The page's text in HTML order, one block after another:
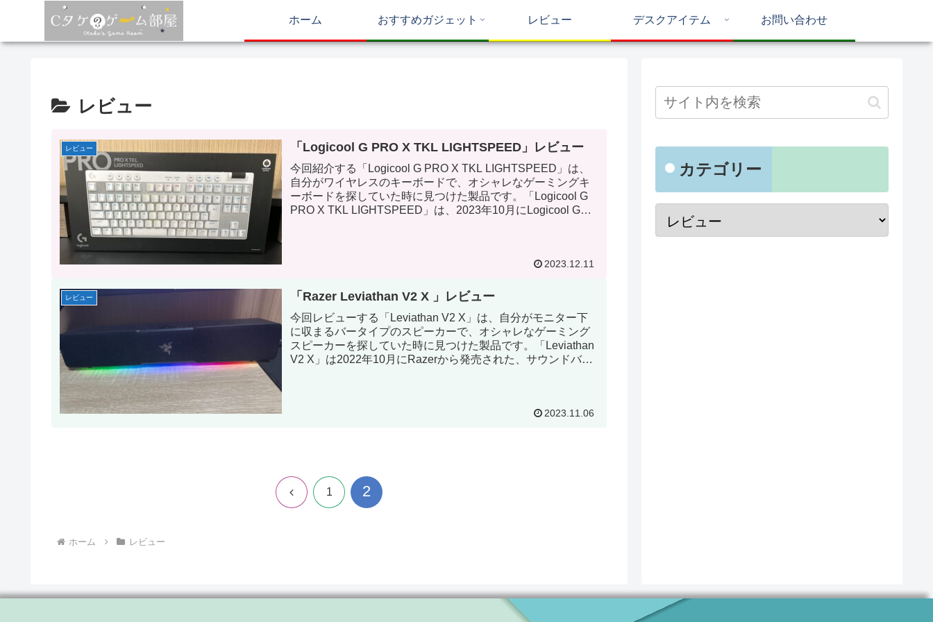
ホーム おすすめガジェット レビュー デスクアイテム お問い合わせ
レビュー
レビュー 「Logicool G PRO X TKL LIGHTSPEED」レビュー
今回紹介する「Logicool G PRO X TKL LIGHTSPEED」は、
自分がワイヤレスのキーボードで、オシャレなゲーミングキ
ーボードを探していた時に見つけた製品です。「Logicool G
PRO X TKL LIGHTSPEED」は、2023年10月にLogicool Gか
2023.12.11
レビュー 「Razer Leviathan V2 X 」レビュー
今回レビューする「Leviathan V2 X」は、自分がモニター下
に収まるバータイプのスピーカーで、オシャレなゲーミング
スピーカーを探していた時に見つけた製品です。「Leviathan
V2 X」は2022年10月にRazerから発売された、サウンドバー
2023.11.06
前 1 2
ホーム レビュー
カテゴリー